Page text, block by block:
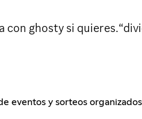
con ghosty si
eventos y sorteos